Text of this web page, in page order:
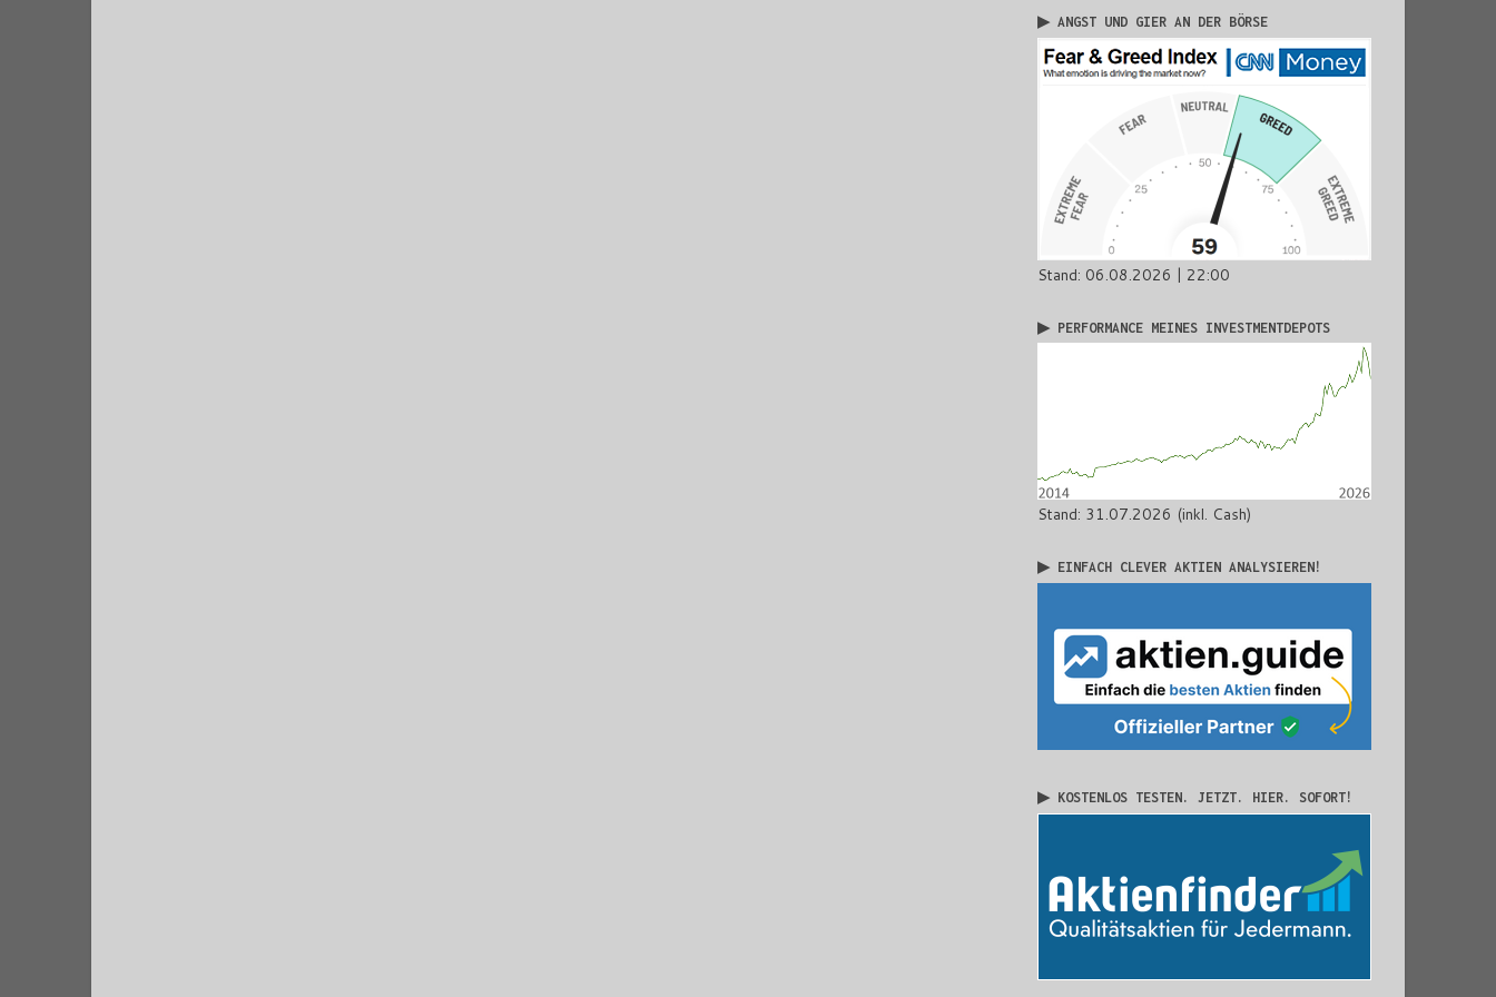
▶ ANGST UND GIER AN DER BÖRSE
Stand: 06.08.2026 | 22:00
▶ PERFORMANCE MEINES INVESTMENTDEPOTS
Stand: 31.07.2026 (inkl. Cash)
▶ EINFACH CLEVER AKTIEN ANALYSIEREN!
▶ KOSTENLOS TESTEN. JETZT. HIER. SOFORT!